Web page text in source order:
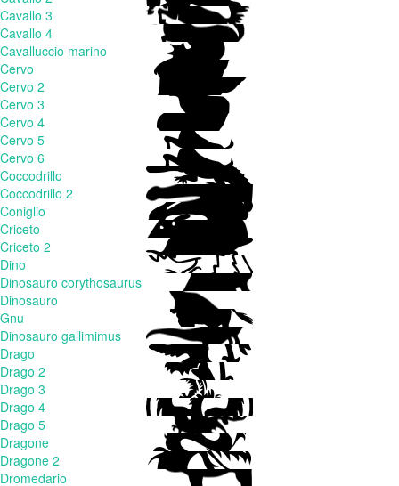
Cavallo 3
Cavallo 4
Cavalluccio marino
Cervo
Cervo 2
Cervo 3
Cervo 4
Cervo 5
Cervo 6
Coccodrillo
Coccodrillo 2
Coniglio
Criceto
Criceto 2
Dino
Dinosauro corythosaurus
Dinosauro
Gnu
Dinosauro gallimimus
Drago
Drago 2
Drago 3
Drago 4
Drago 5
Dragone
Dragone 2
Dromedario